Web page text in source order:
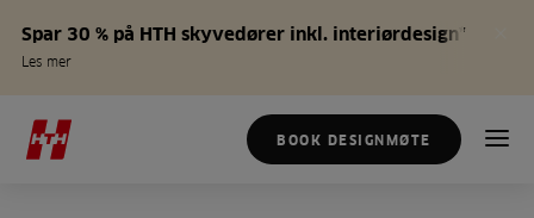
Spar 30 % på HTH skyvedører inkl. interiørdesign*
Les mer
BOOK DESIGNMØTE